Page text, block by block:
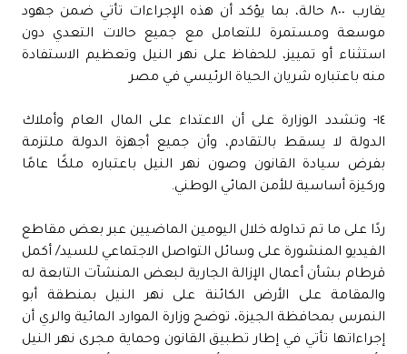
يقارب ٨٠٠ حالة، بما يؤكد أن هذه الإجراءات تأتي ضمن جهود
موسعة ومستمرة للتعامل مع جميع حالات التعدي دون
استثناء أو تمييز، للحفاظ على نهر النيل وتعظيم الاستفادة
منه باعتباره شريان الحياة الرئيسي في مصر
١٤- وتشدد الوزارة على أن الاعتداء على المال العام وأملاك
الدولة لا يسقط بالتقادم، وأن جميع أجهزة الدولة ملتزمة
بفرض سيادة القانون وصون نهر النيل باعتباره ملكًا عامًا
وركيزة أساسية للأمن المائي الوطني.
ردًا على ما تم تداوله خلال اليومين الماضيين عبر بعض مقاطع
الفيديو المنشورة على وسائل التواصل الاجتماعي للسيد/ أكمل
قرطام بشأن أعمال الإزالة الجارية لبعض المنشآت التابعة له
والمقامة على الأرض الكائنة على نهر النيل بمنطقة أبو
النمرس بمحافظة الجيزة، توضح وزارة الموارد المائية والري أن
إجراءاتها تأتي في إطار تطبيق القانون وحماية مجرى نهر النيل